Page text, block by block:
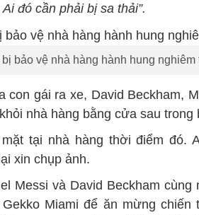
đó cần phải bị sa thải”.
bảo vệ nhà hàng hành hung nghiêm
con gái ra xe, David Beckham,
nhà hàng bằng cửa sau trong
tại nhà hàng thời điểm đó.
xin chụp ảnh.
Messi và David Beckham
Miami để ăn mừng chiến